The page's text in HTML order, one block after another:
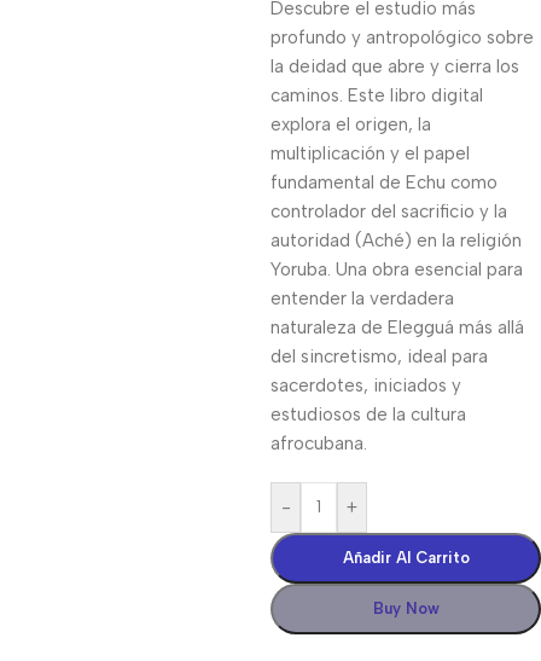
Descubre el estudio más
profundo y antropológico sobre
la deidad que abre y cierra los
caminos. Este libro digital
explora el origen, la
multiplicación y el papel
fundamental de Echu como
controlador del sacrificio y la
autoridad (Aché) en la religión
Yoruba. Una obra esencial para
entender la verdadera
naturaleza de Elegguá más allá
del sincretismo, ideal para
sacerdotes, iniciados y
estudiosos de la cultura
afrocubana.
- +
Añadir Al Carrito
Buy Now